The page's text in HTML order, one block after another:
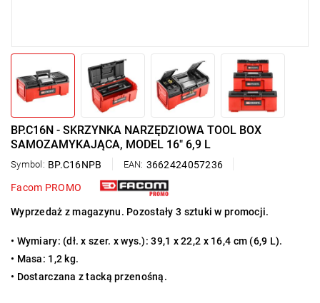
BP.C16N - SKRZYNKA NARZĘDZIOWA TOOL BOX
SAMOZAMYKAJĄCA, MODEL 16" 6,9 L
Symbol: BP.C16NPB EAN: 3662424057236
Facom PROMO
Wyprzedaż z magazynu. Pozostały 3 sztuki w promocji.
• Wymiary: (dł. x szer. x wys.): 39,1 x 22,2 x 16,4 cm (6,9 L).
• Masa: 1,2 kg.
• Dostarczana z tacką przenośną.